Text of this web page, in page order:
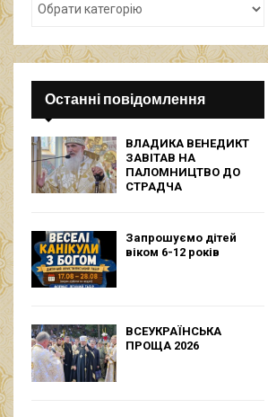
Останні повідомлення
ВЛАДИКА ВЕНЕДИКТ
ЗАВІТАВ НА
ПАЛОМНИЦТВО ДО
СТРАДЧА
Запрошуємо дітей
віком 6-12 років
ВСЕУКРАЇНСЬКА
ПРОЩА 2026